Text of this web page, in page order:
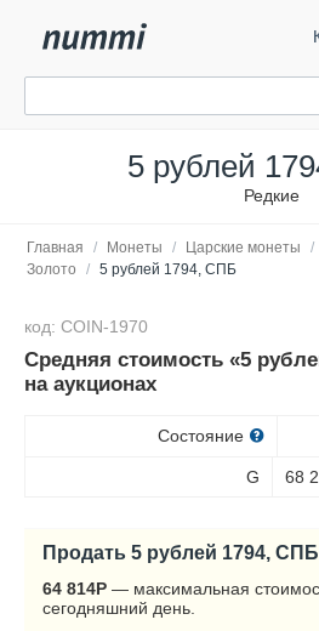
5 рублей
Редкие
Главная / Монеты / Царские монеты /
Золото
/ 5 рублей 1794, СПБ
код: COIN-1970
Средняя стоимость «5
на аукционах
Состояние
G 68
Продать 5 рублей 1794, СПБ
64 814Р — максимальная
сегодняшний день.